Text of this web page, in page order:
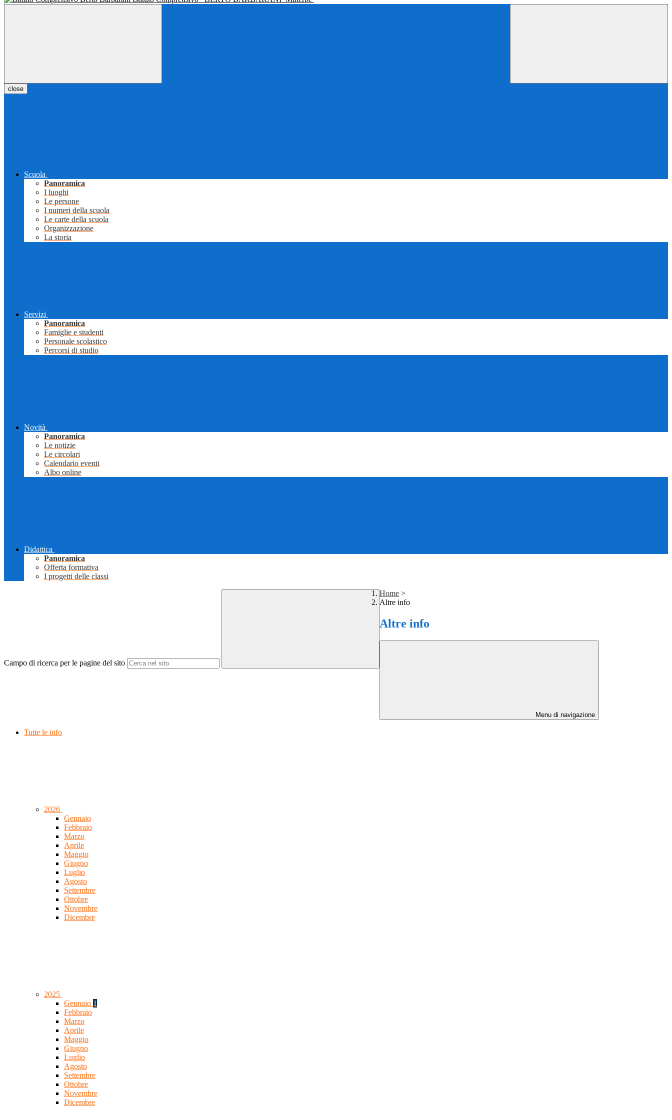
close
Scuola
Panoramica
I luoghi
Le persone
I numeri della scuola
Le carte della scuola
Organizzazione
La storia
Servizi
Panoramica
Famiglie e studenti
Personale scolastico
Percorsi di studio
Novità
Panoramica
Le notizie
Le circolari
Calendario eventi
Albo online
Didattica
Panoramica
Offerta formativa
I progetti delle classi
Campo di ricerca per le pagine del sito
Home >
Altre info
Altre info
Menu di navigazione
Tutte le info
2026
Gennaio
Febbraio
Marzo
Aprile
Maggio
Giugno
Luglio
Agosto
Settembre
Ottobre
Novembre
Dicembre
2025
Gennaio 1
Febbraio
Marzo
Aprile
Maggio
Giugno
Luglio
Agosto
Settembre
Ottobre
Novembre
Dicembre